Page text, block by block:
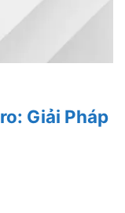
Giải Pháp